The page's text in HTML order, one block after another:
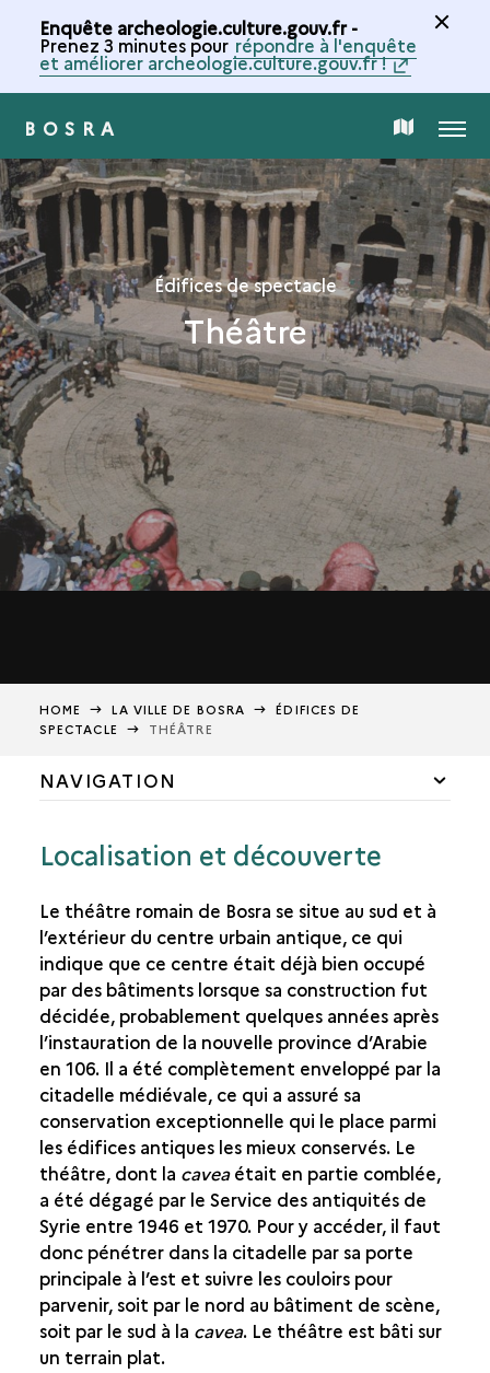
Enquête archeologie.culture.gouv.fr -
Prenez 3 minutes pour répondre à l'enquête
et améliorer archeologie.culture.gouv.fr !
BOSRA CARTE
DE
LA
COLLECTION
MENU
Édifices de spectacle
Théâtre
HOME LA VILLE DE BOSRA
ÉDIFICES DE
SPECTACLE
THÉÂTRE
NAVIGATION
PARLER ET ÉCRIRE
CULTE ET CROYANCE
L’EAU
VOYAGER ET COMMERCER
ÉDIFICES DE SPECTACLE
THÉÂTRE
AMPHITHÉÂTRE
LE CIRQUE « HIPPODROME »
Localisation et découverte
Le théâtre romain de Bosra se situe au sud et à
l’extérieur du centre urbain antique, ce qui
indique que ce centre était déjà bien occupé
par des bâtiments lorsque sa construction fut
décidée, probablement quelques années après
l’instauration de la nouvelle province d’Arabie
en 106. Il a été complètement enveloppé par la
citadelle médiévale, ce qui a assuré sa
conservation exceptionnelle qui le place parmi
les édifices antiques les mieux conservés. Le
théâtre, dont la caveaétait en partie comblée,
a été dégagé par le Service des antiquités de
Syrie entre 1946 et 1970. Pour y accéder, il faut
donc pénétrer dans la citadelle par sa porte
principale à l’est et suivre les couloirs pour
parvenir, soit par le nord au bâtiment de scène,
soit par le sud à la cavea. Le théâtre est bâti sur
un terrain plat.